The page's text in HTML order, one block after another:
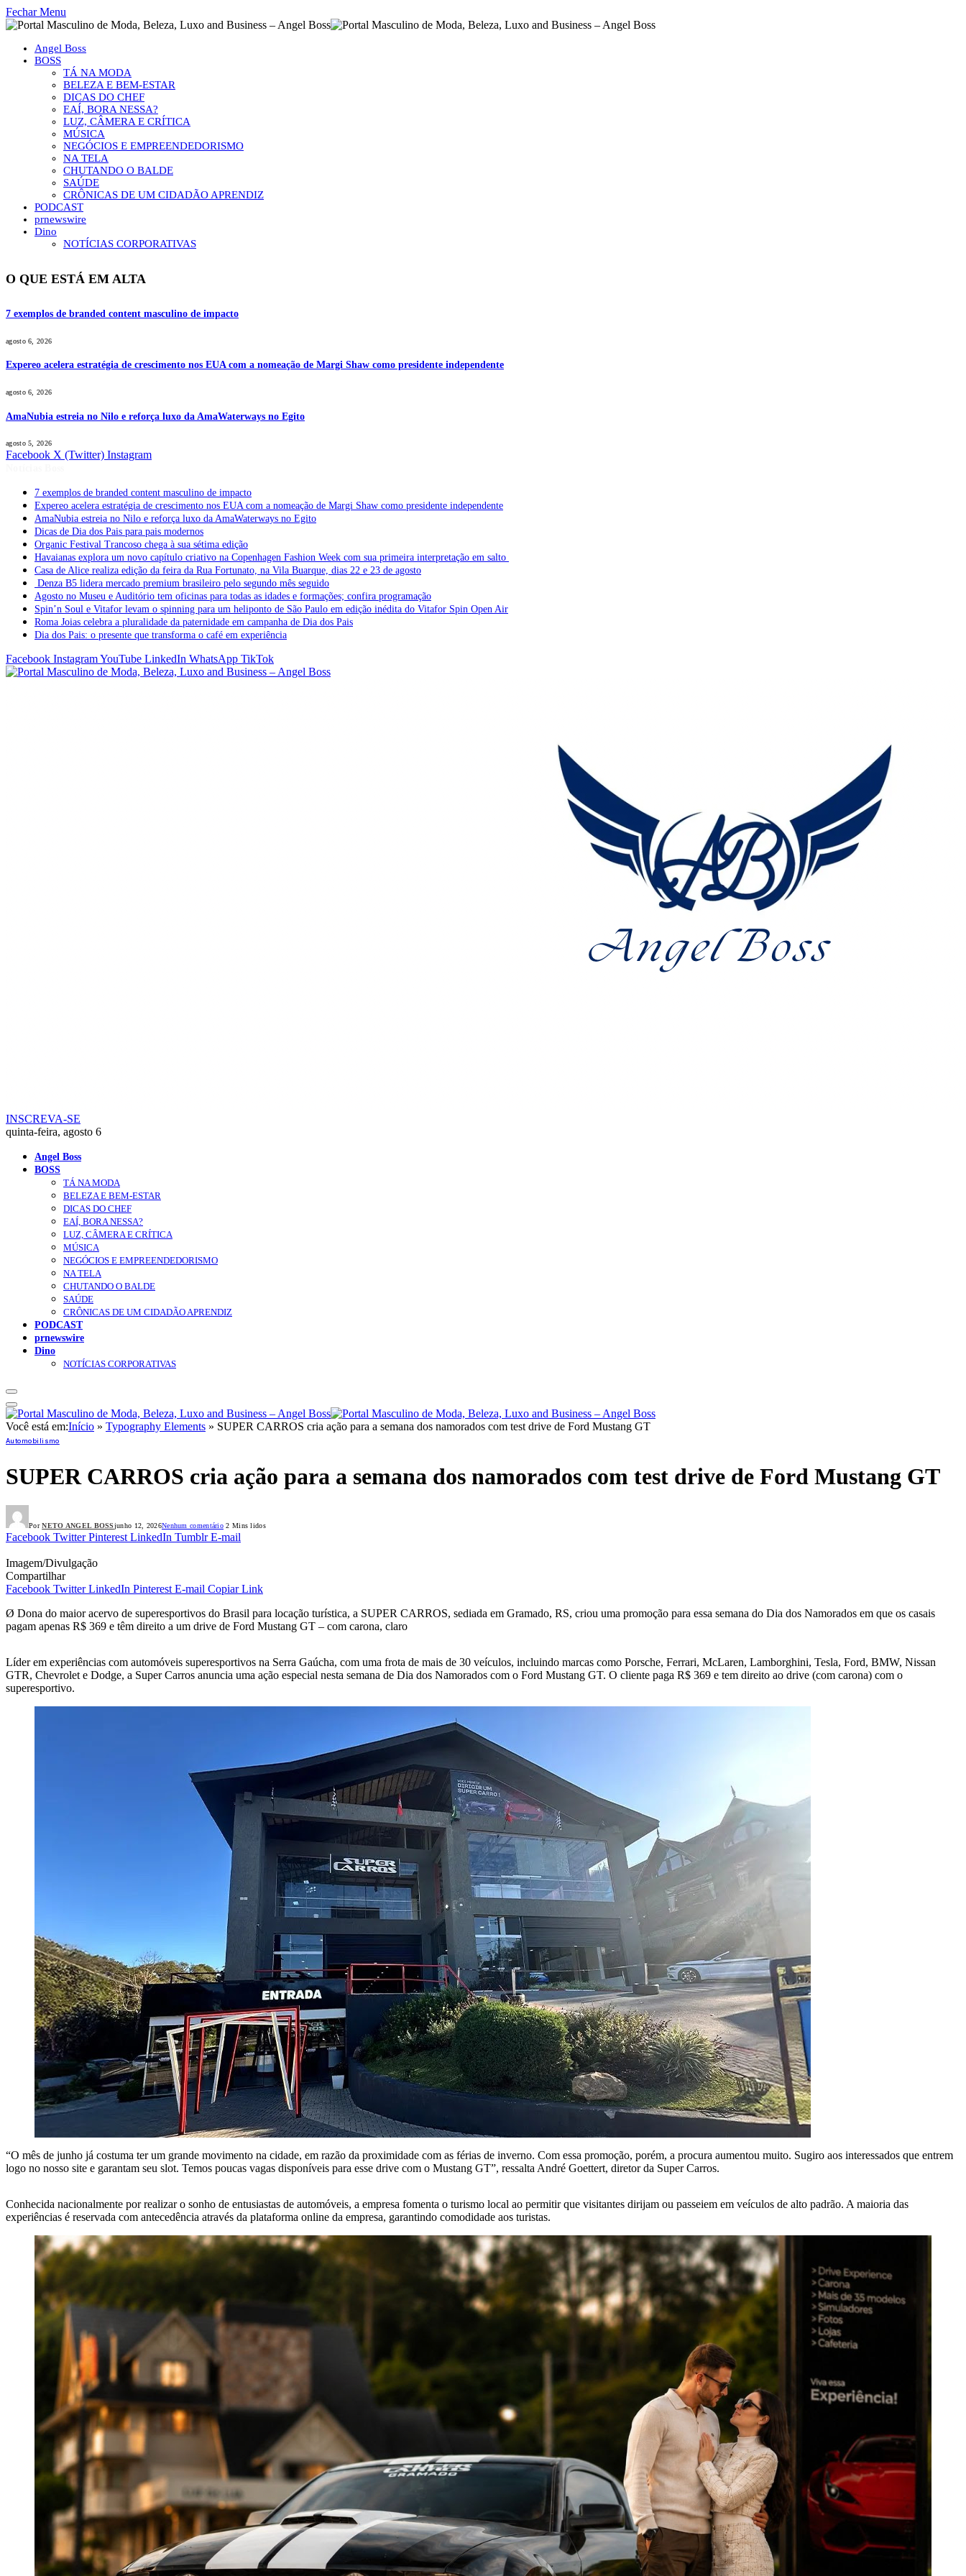
Fechar Menu
Angel Boss
BOSS
TÁ NA MODA
BELEZA E BEM-ESTAR
DICAS DO CHEF
EAÍ, BORA NESSA?
LUZ, CÂMERA E CRÍTICA
MÚSICA
NEGÓCIOS E EMPREENDEDORISMO
NA TELA
CHUTANDO O BALDE
SAÚDE
CRÔNICAS DE UM CIDADÃO APRENDIZ
PODCAST
prnewswire
Dino
NOTÍCIAS CORPORATIVAS
O QUE ESTÁ EM ALTA
7 exemplos de branded content masculino de impacto
agosto 6, 2026
Expereo acelera estratégia de crescimento nos EUA com a nomeação de Margi Shaw como presidente independente
agosto 6, 2026
AmaNubia estreia no Nilo e reforça luxo da AmaWaterways no Egito
agosto 5, 2026
Facebook X (Twitter) Instagram
7 exemplos de branded content masculino de impacto
Expereo acelera estratégia de crescimento nos EUA com a nomeação de Margi Shaw como presidente independente
AmaNubia estreia no Nilo e reforça luxo da AmaWaterways no Egito
Dicas de Dia dos Pais para pais modernos
Organic Festival Trancoso chega à sua sétima edição
Havaianas explora um novo capítulo criativo na Copenhagen Fashion Week com sua primeira interpretação em salto
Casa de Alice realiza edição da feira da Rua Fortunato, na Vila Buarque, dias 22 e 23 de agosto
Denza B5 lidera mercado premium brasileiro pelo segundo mês seguido
Agosto no Museu e Auditório tem oficinas para todas as idades e formações; confira programação
Spin’n Soul e Vitafor levam o spinning para um heliponto de São Paulo em edição inédita do Vitafor Spin Open Air
Roma Joias celebra a pluralidade da paternidade em campanha de Dia dos Pais
Dia dos Pais: o presente que transforma o café em experiência
Facebook InstagramYouTube LinkedIn WhatsApp TikTok
INSCREVA-SE
quinta-feira, agosto 6
Angel Boss
BOSS
TÁ NA MODA
BELEZA E BEM-ESTAR
DICAS DO CHEF
EAÍ, BORA NESSA?
LUZ, CÂMERA E CRÍTICA
MÚSICA
NEGÓCIOS E EMPREENDEDORISMO
NA TELA
CHUTANDO O BALDE
SAÚDE
CRÔNICAS DE UM CIDADÃO APRENDIZ
PODCAST
prnewswire
Dino
NOTÍCIAS CORPORATIVAS
Você está em:Início » Typography Elements » SUPER CARROS cria ação para a semana dos namorados com test drive de Ford Mustang GT
Automobilismo
SUPER CARROS cria ação para a semana dos namorados com test drive de Ford Mustang GT
Por NETO ANGEL BOSSjunho 12, 2026Nenhum comentário 2 Mins lidos
Facebook Twitter Pinterest LinkedIn Tumblr E-mail
Imagem/Divulgação
Compartilhar
Facebook Twitter LinkedIn Pinterest E-mail Copiar Link
Ø Dona do maior acervo de superesportivos do Brasil para locação turística, a SUPER CARROS, sediada em Gramado, RS, criou uma promoção para essa semana do Dia dos Namorados em que os casais
pagam apenas R$ 369 e têm direito a um drive de Ford Mustang GT – com carona, claro
Líder em experiências com automóveis superesportivos na Serra Gaúcha, com uma frota de mais de 30 veículos, incluindo marcas como Porsche, Ferrari, McLaren, Lamborghini, Tesla, Ford, BMW, Nissan
GTR, Chevrolet e Dodge, a Super Carros anuncia uma ação especial nesta semana de Dia dos Namorados com o Ford Mustang GT. O cliente paga R$ 369 e tem direito ao drive (com carona) com o
superesportivo.
“O mês de junho já costuma ter um grande movimento na cidade, em razão da proximidade com as férias de inverno. Com essa promoção, porém, a procura aumentou muito. Sugiro aos interessados que entrem
logo no nosso site e garantam seu slot. Temos poucas vagas disponíveis para esse drive com o Mustang GT”, ressalta André Goettert, diretor da Super Carros.
Conhecida nacionalmente por realizar o sonho de entusiastas de automóveis, a empresa fomenta o turismo local ao permitir que visitantes dirijam ou passeiem em veículos de alto padrão. A maioria das
experiências é reservada com antecedência através da plataforma online da empresa, garantindo comodidade aos turistas.